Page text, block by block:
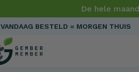
De hele
VANDAAG BESTELD = MORGEN THUIS